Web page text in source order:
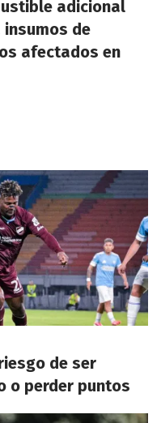
adicional
de
afectados en
de ser
o perder puntos